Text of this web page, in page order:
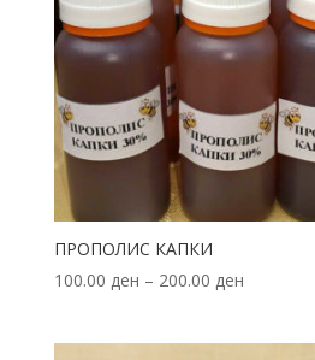
ПРОПОЛИС КАПКИ
100.00 ден – 200.00 ден